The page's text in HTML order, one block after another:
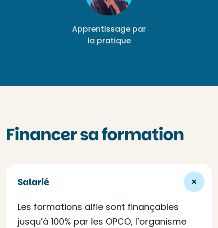
Apprentissage par
la pratique
Financer sa formation
Salarié
Les formations alfie sont finançables
jusqu’à 100% par les OPCO, l’organisme